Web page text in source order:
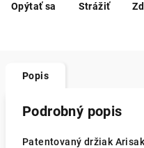
Opýtať sa Strážiť
Popis
Podrobný popis
Patentovaný držiak